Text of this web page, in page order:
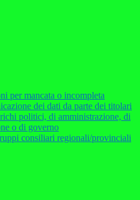
per mancata o incompleta
dei dati da parte dei titolari
politici, di amministrazione, di
o di governo
consiliari regionali/provinciali